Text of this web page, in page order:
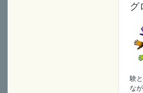
グ
験
な